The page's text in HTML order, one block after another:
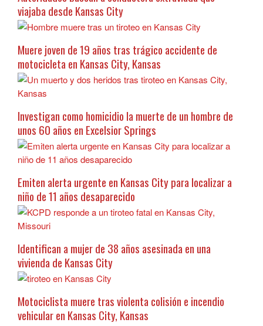
viajaba desde Kansas City
Muere joven de 19 años tras trágico accidente de
motocicleta en Kansas City, Kansas
Investigan como homicidio la muerte de un hombre de
unos 60 años en Excelsior Springs
Emiten alerta urgente en Kansas City para localizar a
niño de 11 años desaparecido
Identifican a mujer de 38 años asesinada en una
vivienda de Kansas City
Motociclista muere tras violenta colisión e incendio
vehicular en Kansas City, Kansas